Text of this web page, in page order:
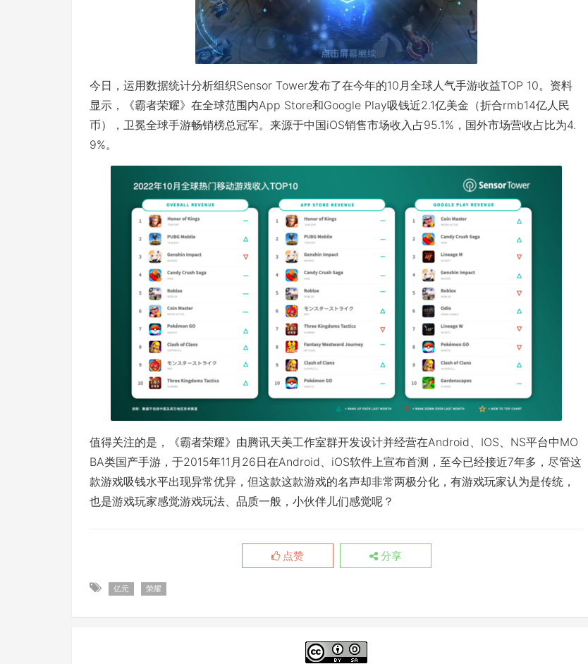
今日，运用数据统计分析组织Sensor Tower发布了在今年的10月全球人气手游收益TOP 10。资料
显示，《霸者荣耀》在全球范围内App Store和Google Play吸钱近2.1亿美金（折合rmb14亿人民
币），卫冕全球手游畅销榜总冠军。来源于中国iOS销售市场收入占95.1%，国外市场营收占比为4.
9%。
值得关注的是，《霸者荣耀》由腾讯天美工作室群开发设计并经营在Android、IOS、NS平台中MO
BA类国产手游，于2015年11月26日在Android、iOS软件上宣布首测，至今已经接近7年多，尽管这
款游戏吸钱水平出现异常优异，但这款这款游戏的名声却非常两极分化，有游戏玩家认为是传统，
也是游戏玩家感觉游戏玩法、品质一般，小伙伴儿们感觉呢？
点赞 分享
亿元 荣耀